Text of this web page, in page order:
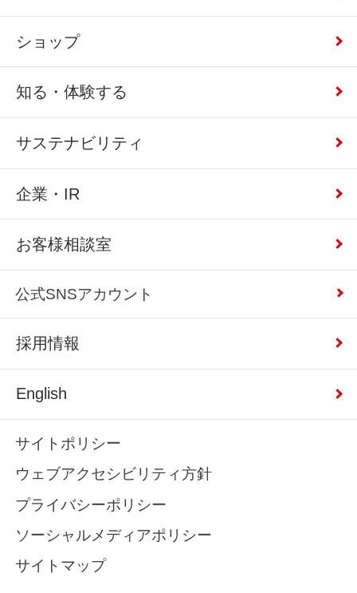
ショップ
知る・体験する
サステナビリティ
企業・IR
お客様相談室
公式SNSアカウント
採用情報
English
サイトポリシー
ウェブアクセシビリティ方針
プライバシーポリシー
ソーシャルメディアポリシー
サイトマップ